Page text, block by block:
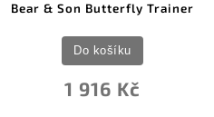
Bear & Son Butterfly Trainer
1 916 Kč
Do košíku